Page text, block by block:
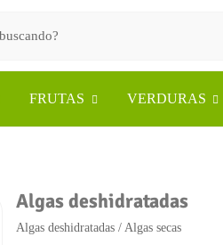
FRUTAS VERDURAS
Algas deshidratadas
Algas deshidratadas / Algas secas